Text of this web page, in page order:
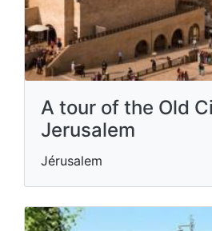
A tour of the Old
Jerusalem
Jérusalem